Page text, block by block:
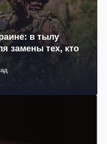
в тылу
замены тех, кто